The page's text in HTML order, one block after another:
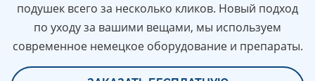
подушек всего за несколько кликов. Новый подход
по уходу за вашими вещами, мы используем
современное немецкое оборудование и препараты.